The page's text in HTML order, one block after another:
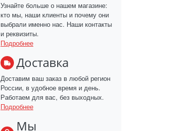
Узнайте больше о нашем магазине:
кто мы, наши клиенты и почему они
выбрали именно нас. Наши контакты
и реквизиты.
Подробнее
Доставка
Доставим ваш заказ в любой регион
России, в удобное время и день.
Работаем для вас, без выходных.
Подробнее
Мы